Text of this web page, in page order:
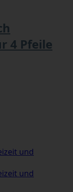
4 Pfeile